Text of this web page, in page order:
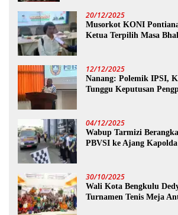
20/12/2025
Musorkot KONI
Ketua Terpilih Masa
12/12/2025
Nanang: Polemik IPSI,
Tunggu Keputusan
04/12/2025
Wabup Tarmizi
PBVSI ke Ajang
30/10/2025
Wali Kota Bengkulu
Turnamen Tenis Meja